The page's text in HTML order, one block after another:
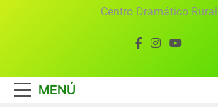
Centro Dramático Rural
MENÚ